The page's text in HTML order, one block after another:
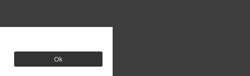
Ok